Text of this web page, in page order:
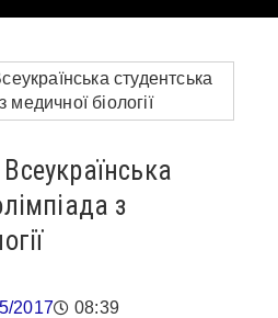
з
2017 08:39